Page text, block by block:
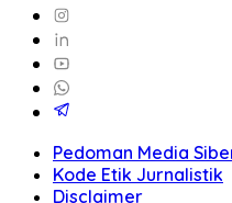
Pedoman Media
Kode Etik Jurnalistik
Disclaimer